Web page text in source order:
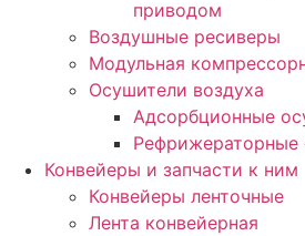
приводом
Воздушные ресиверы
Модульная
Осушители воздуха
Адсорбционные
Рефрижераторные
Конвейеры и запчасти к ним
Конвейеры ленточные
Лента конвейерная